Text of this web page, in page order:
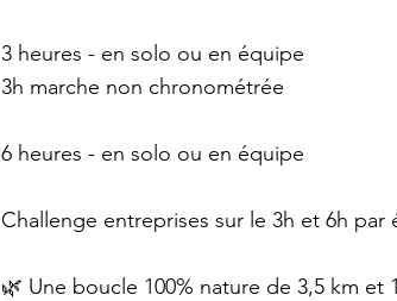
3 heures - en solo ou en équipe
3h marche non chronométrée
6 heures - en solo ou en équipe
Challenge entreprises sur le 3h et 6h par
🌿 Une boucle 100% nature de 3,5 km